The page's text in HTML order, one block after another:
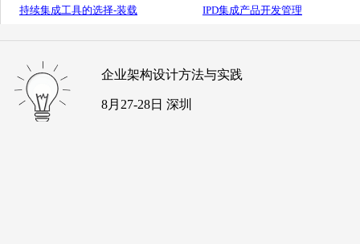
持续集成工具的选择-装载
IPD集成产品开发管理